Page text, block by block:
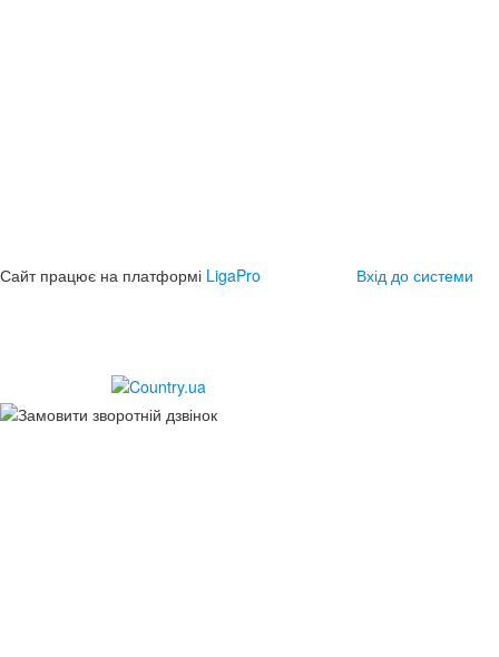
Сайт працює на платформі LigaPro Вхід до системи